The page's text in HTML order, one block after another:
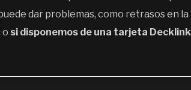
dar problemas, como retrasos en
o si disponemos de una tarjeta Decklink